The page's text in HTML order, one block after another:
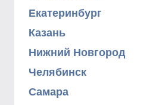
Екатеринбург
Казань
Нижний Новгород
Челябинск
Самара